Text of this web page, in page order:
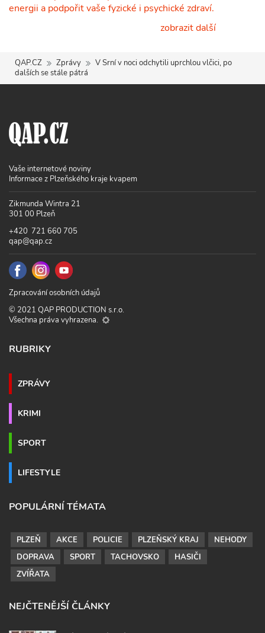
energii a podpořit vaše fyzické i psychické zdraví.
zobrazit další
QAP.CZ Zprávy
V Srní v noci odchytili uprchlou vlčici, po
dalších se stále pátrá
Vaše internetové noviny
Informace z Plzeňského kraje kvapem
Zikmunda Wintra 21
301 00 Plzeň
+420 721 660 705
qap@qap.cz
Zpracování osobních údajů
© 2021 QAP PRODUCTION s.r.o.
Všechna práva vyhrazena.
RUBRIKY
ZPRÁVY
KRIMI
SPORT
LIFESTYLE
POPULÁRNÍ TÉMATA
PLZEŇ AKCE POLICIE PLZEŇSKÝ KRAJ
NEHODY
DOPRAVA
SPORT TACHOVSKO
HASIČI
ZVÍŘATA
NEJČTENĚJŠÍ ČLÁNKY